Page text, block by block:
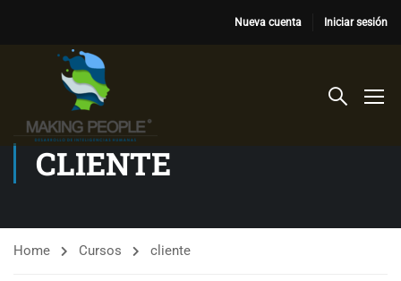
Nueva cuenta Iniciar sesión
CLIENTE
Home Cursos cliente